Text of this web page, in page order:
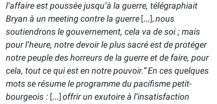
l’affaire est poussée jusqu’à la guerre, télégraphiait
Bryan à un meeting contre la guerre[…],nous
soutiendrons le gouvernement, cela va de soi ; mais
pour l’heure, notre devoir le plus sacré est de protéger
notre peuple des horreurs de la guerre et de faire, pour
cela, tout ce qui est en notre pouvoir.”En ces quelques
mots se résume le programme du pacifisme petit-
bourgeois : […]offrir un exutoire à l’insatisfaction